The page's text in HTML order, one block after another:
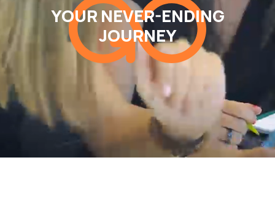
YOUR NEVER-ENDING
JOURNEY